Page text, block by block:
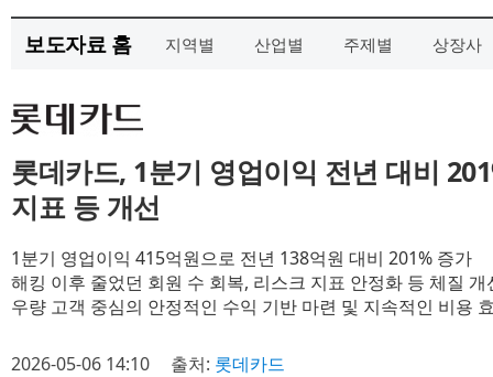
보도자료 홈 지역별 산업별 주제별 상장사
롯데카드, 1분기 영업이익 전년 대비
지표 등 개선
1분기 영업이익 415억원으로 전년 138억원 대비 201% 증가
해킹 이후 줄었던 회원 수 회복, 리스크 지표 안정화 등 체질 개
우량 고객 중심의 안정적인 수익 기반 마련 및 지속적인 비용
2026-05-06 14:10 출처: 롯데카드